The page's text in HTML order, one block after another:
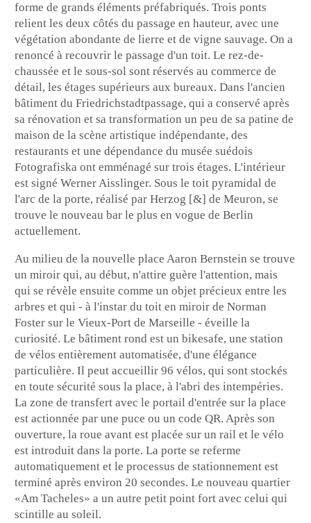
forme de grands éléments préfabriqués. Trois ponts
relient les deux côtés du passage en hauteur, avec une
végétation abondante de lierre et de vigne sauvage. On a
renoncé à recouvrir le passage d'un toit. Le rez-de-
chaussée et le sous-sol sont réservés au commerce de
détail, les étages supérieurs aux bureaux. Dans l'ancien
bâtiment du Friedrichstadtpassage, qui a conservé après
sa rénovation et sa transformation un peu de sa patine de
maison de la scène artistique indépendante, des
restaurants et une dépendance du musée suédois
Fotografiska ont emménagé sur trois étages. L'intérieur
est signé Werner Aisslinger. Sous le toit pyramidal de
l'arc de la porte, réalisé par Herzog [&] de Meuron, se
trouve le nouveau bar le plus en vogue de Berlin
actuellement.
Au milieu de la nouvelle place Aaron Bernstein se trouve
un miroir qui, au début, n'attire guère l'attention, mais
qui se révèle ensuite comme un objet précieux entre les
arbres et qui - à l'instar du toit en miroir de Norman
Foster sur le Vieux-Port de Marseille - éveille la
curiosité. Le bâtiment rond est un bikesafe, une station
de vélos entièrement automatisée, d'une élégance
particulière. Il peut accueillir 96 vélos, qui sont stockés
en toute sécurité sous la place, à l'abri des intempéries.
La zone de transfert avec le portail d'entrée sur la place
est actionnée par une puce ou un code QR. Après son
ouverture, la roue avant est placée sur un rail et le vélo
est introduit dans la porte. La porte se referme
automatiquement et le processus de stationnement est
terminé après environ 20 secondes. Le nouveau quartier
«Am Tacheles» a un autre petit point fort avec celui qui
scintille au soleil.